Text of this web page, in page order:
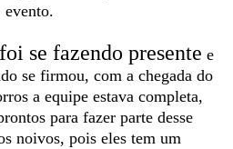
evento.
se fazendo presente e
se firmou, com a chegada do
a equipe estava completa,
para fazer parte desse
noivos, pois eles tem um